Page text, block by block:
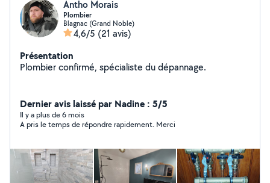
Antho Morais
Plombier
Blagnac (Grand Noble)
4,6/5 (21 avis)
Présentation
Plombier confirmé, spécialiste du dépannage.
Dernier avis laissé par Nadine : 5/5
Il y a plus de 6 mois
A pris le temps de répondre rapidement. Merci